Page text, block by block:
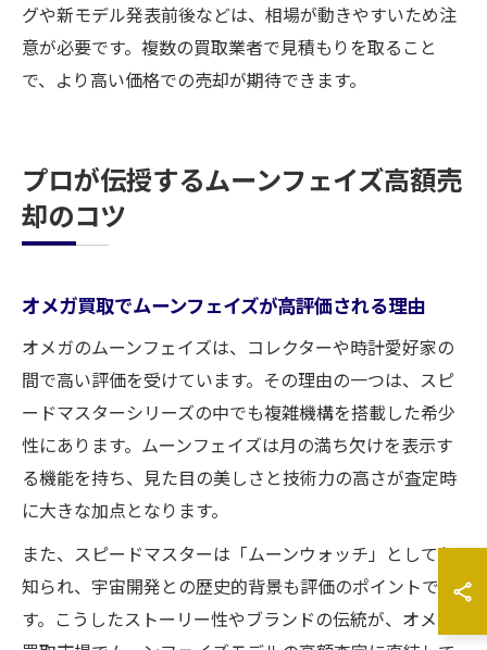
グや新モデル発表前後などは、相場が動きやすいため注
意が必要です。複数の買取業者で見積もりを取ること
で、より高い価格での売却が期待できます。
プロが伝授するムーンフェイズ高額売
却のコツ
オメガ買取でムーンフェイズが高評価される理由
オメガのムーンフェイズは、コレクターや時計愛好家の
間で高い評価を受けています。その理由の一つは、スピ
ードマスターシリーズの中でも複雑機構を搭載した希少
性にあります。ムーンフェイズは月の満ち欠けを表示す
る機能を持ち、見た目の美しさと技術力の高さが査定時
に大きな加点となります。
また、スピードマスターは「ムーンウォッチ」としても
知られ、宇宙開発との歴史的背景も評価のポイントで
す。こうしたストーリー性やブランドの伝統が、オメガ